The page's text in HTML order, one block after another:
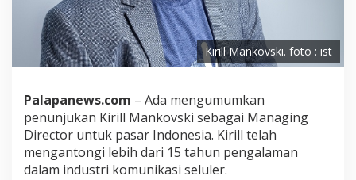
Kirill Mankovski. foto : ist
Palapanews.com – Ada mengumumkan
penunjukan Kirill Mankovski sebagai Managing
Director untuk pasar Indonesia. Kirill telah
mengantongi lebih dari 15 tahun pengalaman
dalam industri komunikasi seluler.